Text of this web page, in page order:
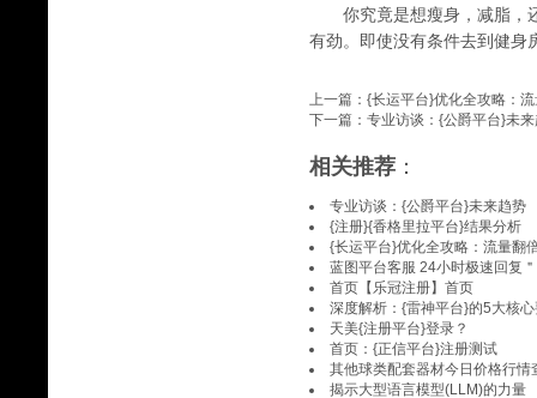
你究竟是想瘦身，减脂，还
有劲。即使没有条件去到健身
上一篇： {长运平台}优化全攻略：
下一篇： 专业访谈：{公爵平台}未
相关推荐 ：
专业访谈：{公爵平台}未来趋势
{注册}{香格里拉平台}结果分析
{长运平台}优化全攻略：流量翻
蓝图平台客服 24小时极速回复＂
首页【乐冠注册】首页
深度解析：{雷神平台}的5大核
天美{注册平台}登录？
首页：{正信平台}注册测试
其他球类配套器材今日价格行
揭示大型语言模型(LLM)的力量